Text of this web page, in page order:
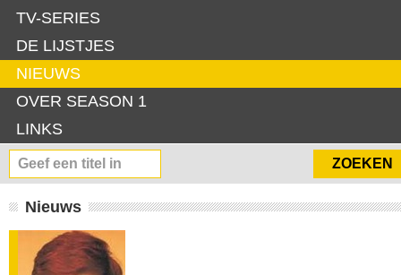
TV-SERIES
DE LIJSTJES
NIEUWS
OVER SEASON 1
LINKS
Nieuws